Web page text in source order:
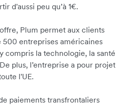
d'aussi peu qu’à 1€.
Plum permet aux clients
500 entreprises américaines
compris la technologie, la santé
plus, l’entreprise a pour projet
l'UE.
paiements transfrontaliers